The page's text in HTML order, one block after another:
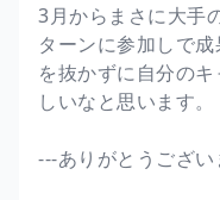
3月からまさに大手
ターンに参加しで
を抜かずに自分の
しいなと思います。
---ありがとうござい